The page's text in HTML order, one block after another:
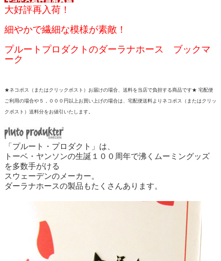
大好評再入荷！
細やかで繊細な模様が素敵！
プルートプロダクトのダーラナホース ブックマ
ーク
★ネコポス（またはクリックポスト）お届けの場合、送料を当店で負担する商品です★ 宅配便
ご利用の場合や５，０００円以上お買い上げの場合は、宅配便送料よりネコポス（またはクリッ
クポスト）送料分をお値引いたします。
「プルート・プロダクト」は、
トーベ・ヤンソンの生誕１００周年で沸くムーミングッズ
を多数手がける
スウェーデンのメーカー。
ダーラナホースの製品もたくさんあります。